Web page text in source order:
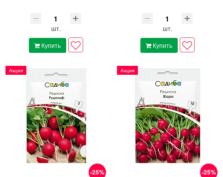
шт.
Купить
шт.
Купить
-25%
Акция
-25%
Акция